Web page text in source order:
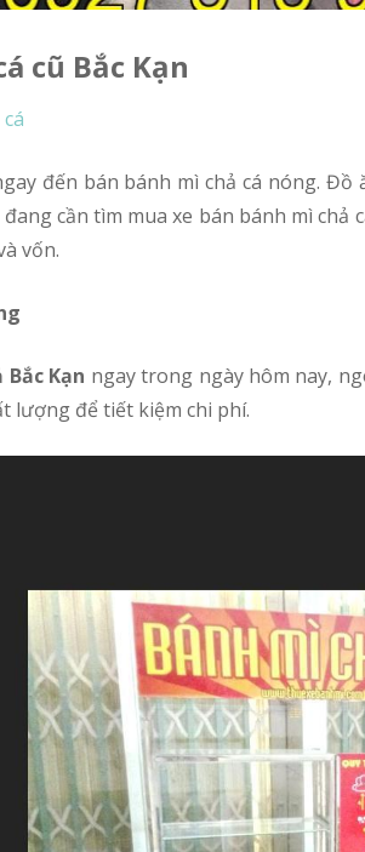
cũ Bắc Kạn
cần tìm mua xe bán bánh mì chả
vốn.
Kạn ngay trong ngày hôm nay,
lượng để tiết kiệm chi phí.